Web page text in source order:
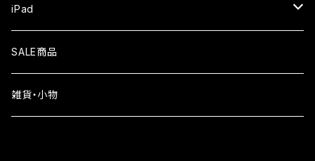
ガラスフィルム
iPhone16
iPhone15
iPad
液晶フィルム
SALE商品
雑貨・小物